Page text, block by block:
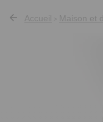
Accueil Maison et